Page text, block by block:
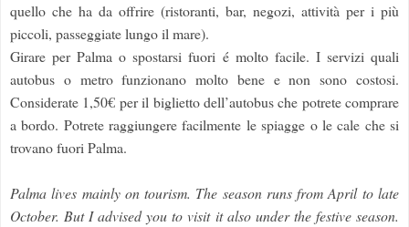
quello che ha da offrire (ristoranti, bar, negozi, attività per i più
piccoli, passeggiate lungo il mare).
Girare per Palma o spostarsi fuori é molto facile. I servizi quali
autobus o metro funzionano molto bene e non sono costosi.
Considerate 1,50€ per il biglietto dell’autobus che potrete comprare
a bordo. Potrete raggiungere facilmente le spiagge o le cale che si
trovano fuori Palma.
Palma lives mainly on tourism. The season runs from April to late
October. But I advised you to visit it also under the festive season.